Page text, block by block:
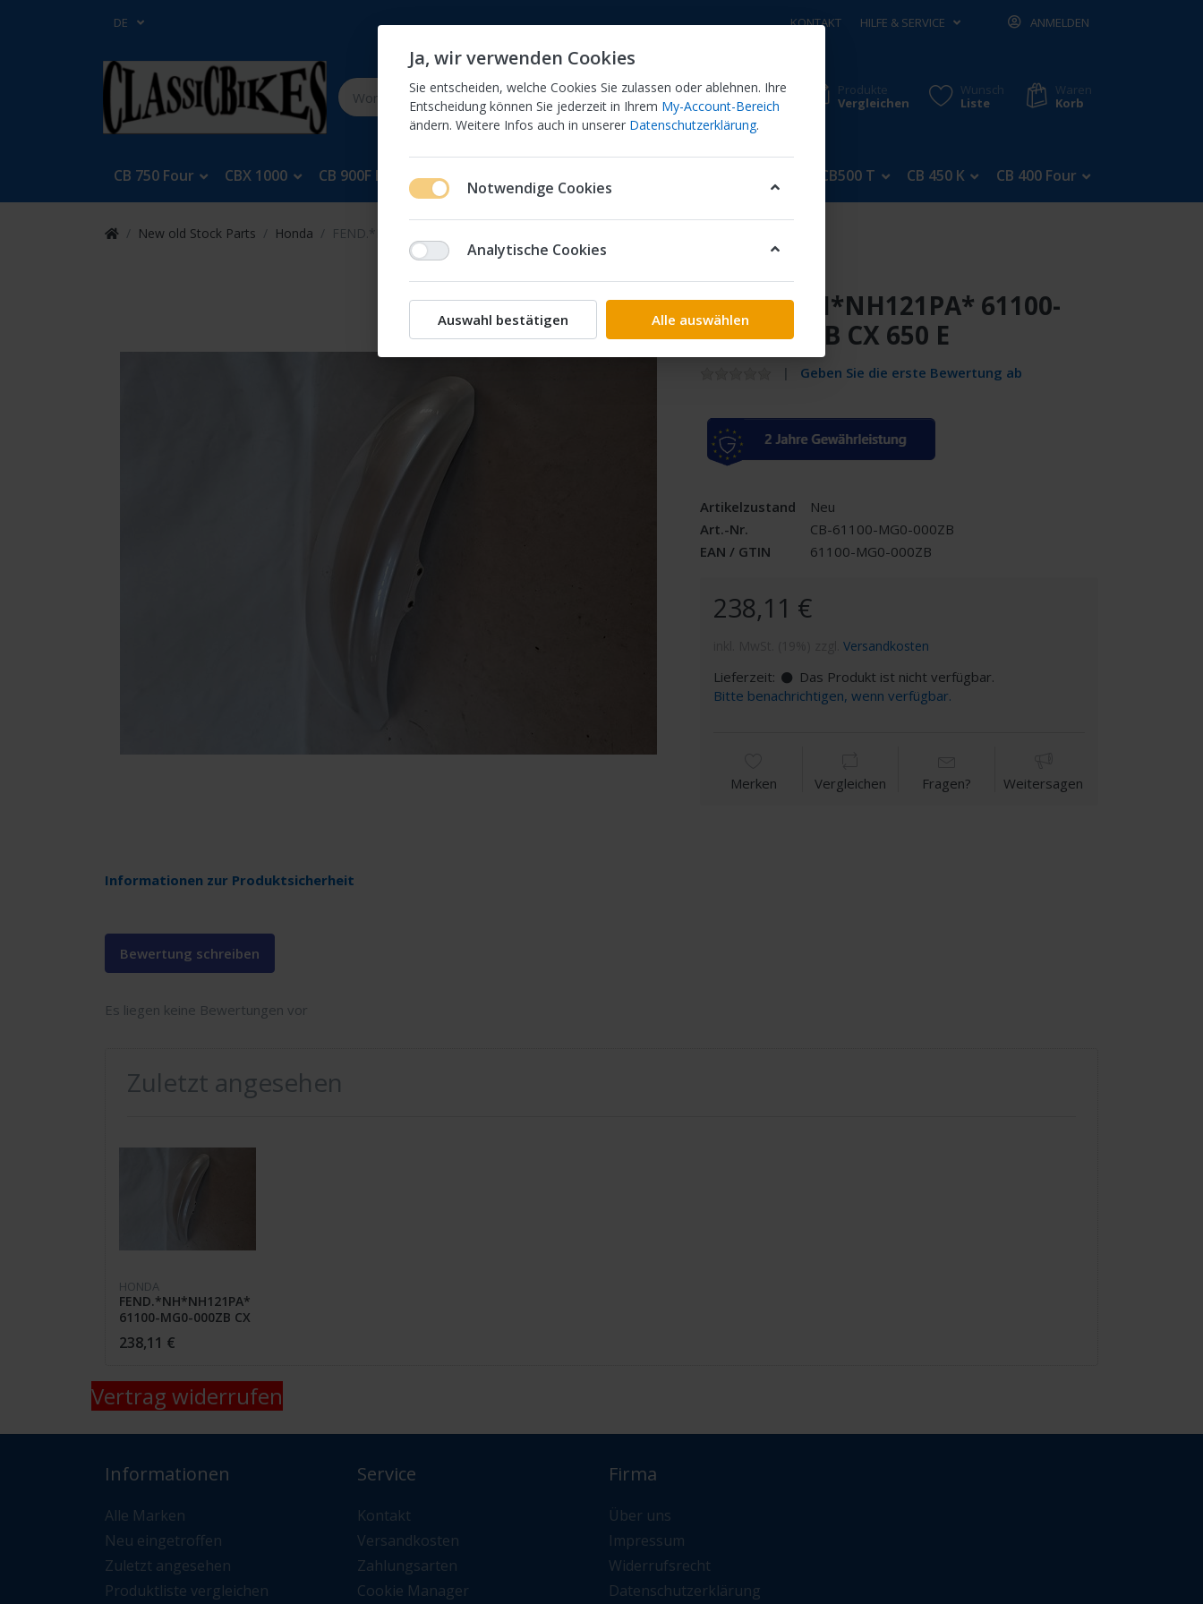
DE KONTAKT HILFE & SERVICE ANMELDEN
Produkte
Vergleichen
Wunsch
Liste
Waren
Korb
CB 750 Four CBX 1000 CB 900F Bol Dor CB500 T CB 450 K CB 400 Four
New old Stock Parts Honda FEND.*NH*NH121PA* 61100-MG0-000ZB CX 650 E
Informationen zur Produktsicherheit
Honda
FEND.*NH*NH121PA* 61100-
MG0-000ZB CX 650 E
Geben Sie die erste Bewertung ab
Artikelzustand
Neu
Art.-Nr.
CB-61100-MG0-000ZB
EAN / GTIN
61100-MG0-000ZB
238,11 €
Versandkosten
Lieferzeit:
Das Produkt ist nicht verfügbar.
Bitte benachrichtigen, wenn verfügbar.
Merken Vergleichen Fragen? Weitersagen
Bewertung schreiben
Es liegen keine Bewertungen vor
Zuletzt angesehen
HONDA
FEND.*NH*NH121PA*
61100-MG0-000ZB CX
650 E
238,11 €
Vertrag widerrufen
Informationen
Alle Marken
Neu eingetroffen
Zuletzt angesehen
Produktliste vergleichen
Service
Kontakt
Versandkosten
Zahlungsarten
Cookie Manager
Firma
Über uns
Impressum
Widerrufsrecht
Datenschutzerklärung
Ja, wir verwenden Cookies
Sie entscheiden, welche Cookies Sie zulassen oder ablehnen. Ihre
Entscheidung können Sie jederzeit in Ihrem My-Account-Bereich
ändern. Weitere Infos auch in unserer Datenschutzerklärung.
Notwendige Cookies
Analytische Cookies
Auswahl bestätigen Alle auswählen